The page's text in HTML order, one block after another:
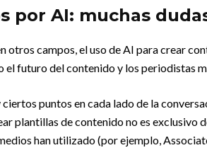
por AI: muchas
otros campos, el uso de AI para crear
el futuro del contenido y los periodistas
puntos en cada lado de la
plantillas de contenido no es exclusivo
han utilizado (por ejemplo,